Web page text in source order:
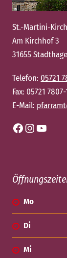
St.-Martini-
Am Kirchhof 3
31655
Telefon: 05721
Fax: 05721
E-Mail:
Facebook Instagram YouTube
Mo
Di
Mi